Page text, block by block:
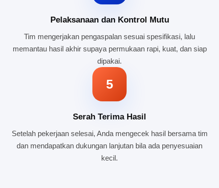
Pelaksanaan dan Kontrol Mutu
Tim mengerjakan pengaspalan sesuai spesifikasi, lalu
memantau hasil akhir supaya permukaan rapi, kuat, dan siap
dipakai.
5
Serah Terima Hasil
Setelah pekerjaan selesai, Anda mengecek hasil bersama tim
dan mendapatkan dukungan lanjutan bila ada penyesuaian
kecil.